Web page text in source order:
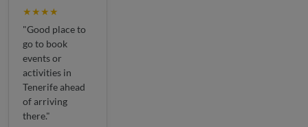
★★★★
"Good place to
go to book
events or
activities in
Tenerife ahead
of arriving
there."